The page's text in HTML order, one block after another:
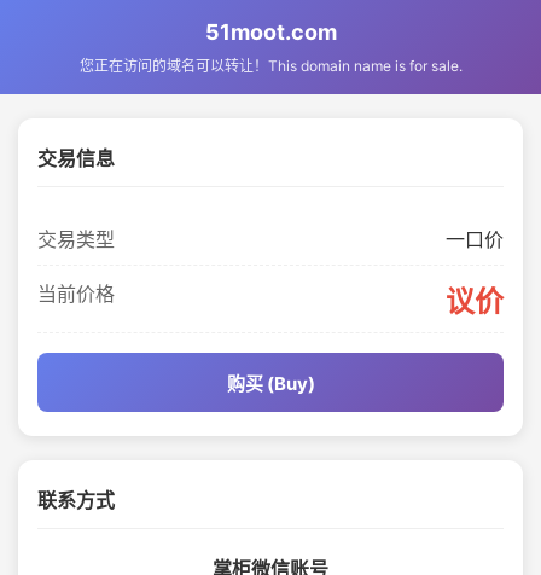
51moot.com
您正在访问的域名可以转让！This domain name is for sale.
交易信息
交易类型 一口价
当前价格 议价
购买 (Buy)
联系方式
掌柜微信账号